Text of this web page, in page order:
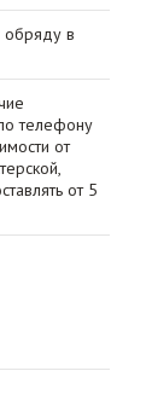
обряду в
телефону
от
от 5